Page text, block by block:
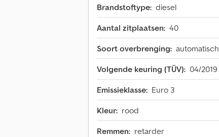
Brandstoftype: diesel
Aantal zitplaatsen: 40
Soort overbrenging: automatisch
Volgende keuring (TÜV): 04/2019
Emissieklasse: Euro 3
Kleur: rood
Remmen: retarder